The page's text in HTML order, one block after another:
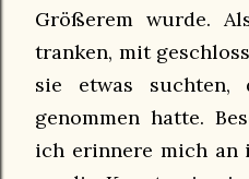
Größerem wurde.
tranken, mit
sie etwas
genommen hatte.
ich erinnere mich an